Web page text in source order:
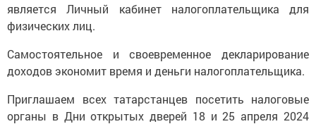
является Личный кабинет налогоплательщика для
физических лиц.
Самостоятельное и своевременное декларирование
доходов экономит время и деньги налогоплательщика.
Приглашаем всех татарстанцев посетить налоговые
органы в Дни открытых дверей 18 и 25 апреля 2024